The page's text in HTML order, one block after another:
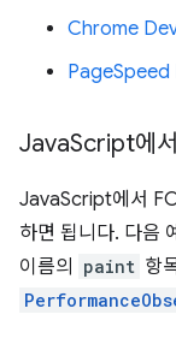
Chrome
PageSpeed
JavaScript에
JavaScript에서
하면 됩니다. 다음
이름의
paint 항